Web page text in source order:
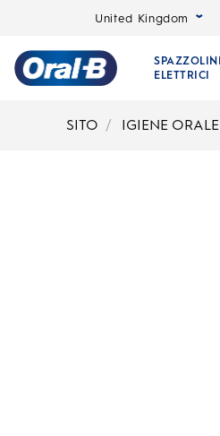
United Kingdom
SPAZZOLINI
ELETTRICI
SITO IGIENE ORALE